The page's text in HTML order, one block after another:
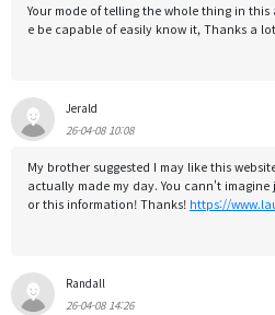
Your mode of telling the whole thing in
e be capable of easily know it, Thanks a
Jerald
26-04-08 10:08
My brother suggested I may like this
actually made my day. You cann't
or this information! Thanks! https://
Randall
26-04-08 14:26